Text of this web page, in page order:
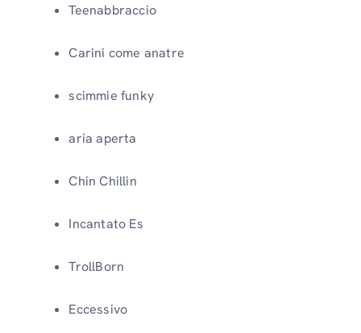
Teenabbraccio
Carini come anatre
scimmie funky
aria aperta
Chin Chillin
Incantato Es
TrollBorn
Eccessivo